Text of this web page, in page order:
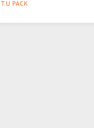
T.U PACK